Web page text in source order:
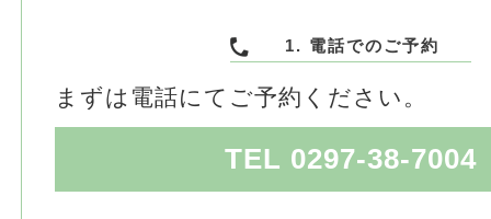
1. 電話でのご予約
まずは電話にてご予約ください。
TEL 0297-38-7004